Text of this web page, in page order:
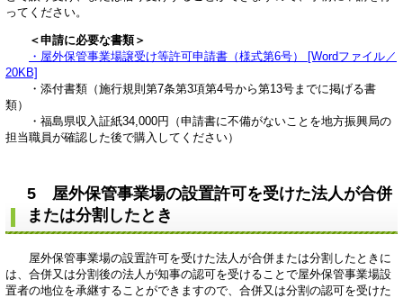
ってください。
＜申請に必要な書類＞
・屋外保管事業場譲受け等許可申請書（様式第6号） [Wordファイル／
20KB]
・添付書類（施行規則第7条第3項第4号から第13号までに掲げる書
類）
・福島県収入証紙34,000円（申請書に不備がないことを地方振興局の
担当職員が確認した後で購入してください）
5 屋外保管事業場の設置許可を受けた法人が合併
または分割したとき
屋外保管事業場の設置許可を受けた法人が合併または分割したときに
は、合併又は分割後の法人が知事の認可を受けることで屋外保管事業場設
置者の地位を承継することができますので、合併又は分割の認可を受けた